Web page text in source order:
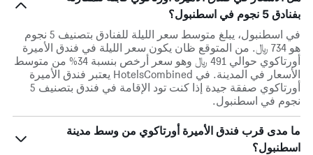
بفنادق 5 نجوم في اسطنبول؟
في اسطنبول، يبلغ متوسط ​​سعر الليلة للفنادق بتصنيف 5 نجوم
هو 734 ﷼. من المتوقع ظان يكون سعر الليلة في فندق الأميرة
أورتاكوي حوالي 491 ﷼ وهو سعر أرخص بنسبة 34% من متوسط
الأسعار في المدينة. في HotelsCombined يعتبر فندق الأميرة
أورتاكوي صفقة جيدة إذا كنت تود الإقامة في فندق بتصنيف 5
نجوم في اسطنبول.
ما مدى قرب فندق الأميرة أورتاكوي من وسط مدينة
اسطنبول؟